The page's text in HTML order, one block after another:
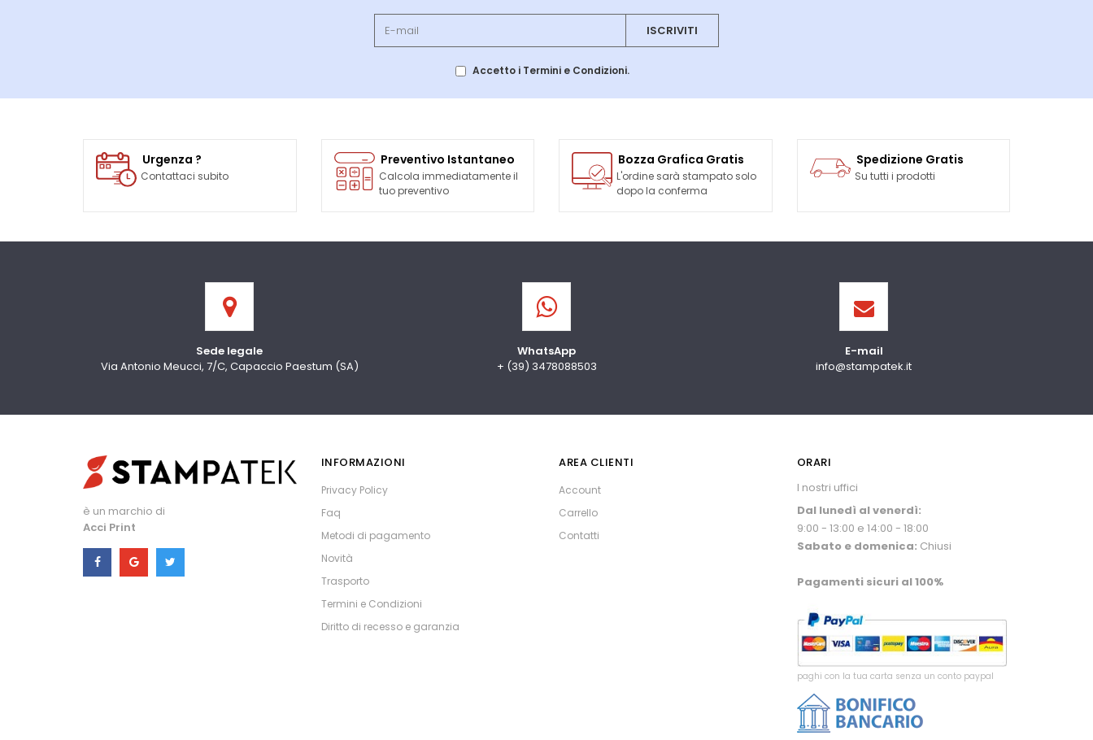
ISCRIVITI
Accetto i Termini e Condizioni.
Urgenza ?
Contattaci subito
Preventivo Istantaneo
Calcola immediatamente il
tuo preventivo
Bozza Grafica Gratis
L'ordine sarà stampato solo
dopo la conferma
Spedizione Gratis
Su tutti i prodotti
Sede legale
Via Antonio Meucci, 7/C, Capaccio Paestum (SA)
WhatsApp
+ (39) 3478088503
E-mail
info@stampatek.it
è un marchio di
Acci Print
INFORMAZIONI
Privacy Policy
Faq
Metodi di pagamento
Novità
Trasporto
Termini e Condizioni
Diritto di recesso e garanzia
AREA CLIENTI
Account
Carrello
Contatti
ORARI
I nostri uffici
Dal lunedì al venerdì:
9:00 - 13:00 e 14:00 - 18:00
Sabato e domenica: Chiusi
Pagamenti sicuri al 100%
paghi con la tua carta senza un conto paypal